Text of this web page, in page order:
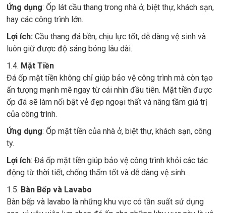
Ứng dụng: Ốp lát cầu thang trong nhà ở, biệt thự, khách sạn,
hay các công trình lớn.
Lợi ích: Cầu thang đá bền, chịu lực tốt, dễ dàng vệ sinh và
luôn giữ được độ sáng bóng lâu dài.
1.4. Mặt Tiền
Đá ốp mặt tiền không chỉ giúp bảo vệ công trình mà còn tạo
ấn tượng mạnh mẽ ngay từ cái nhìn đầu tiên. Mặt tiền được
ốp đá sẽ làm nổi bật vẻ đẹp ngoại thất và nâng tầm giá trị
của công trình.
Ứng dụng: Ốp mặt tiền của nhà ở, biệt thự, khách sạn, công
ty.
Lợi ích: Đá ốp mặt tiền giúp bảo vệ công trình khỏi các tác
động từ thời tiết, chống thấm tốt và dễ dàng vệ sinh.
1.5. Bàn Bếp và Lavabo
Bàn bếp và lavabo là những khu vực có tần suất sử dụng